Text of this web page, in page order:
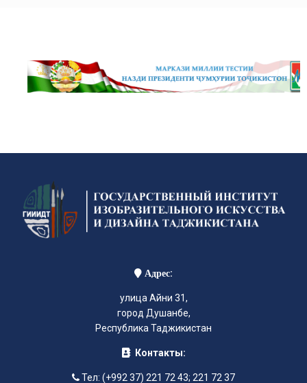
Адрес:
улица Айни 31,
город Душанбе,
Республика Таджикистан
Контакты:
Тел: (+992 37) 221 72 43; 221 72 37